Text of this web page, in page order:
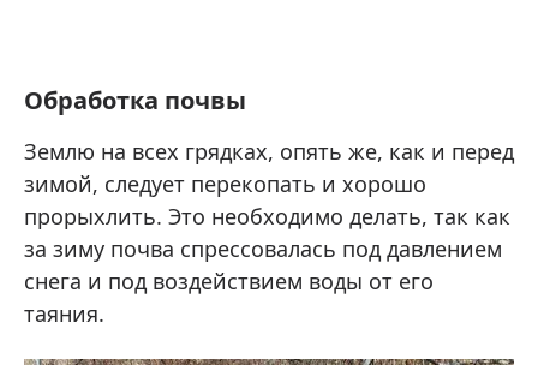
Обработка почвы
Землю на всех грядках, опять же, как и перед
зимой, следует перекопать и хорошо
прорыхлить. Это необходимо делать, так как
за зиму почва спрессовалась под давлением
снега и под воздействием воды от его
таяния.